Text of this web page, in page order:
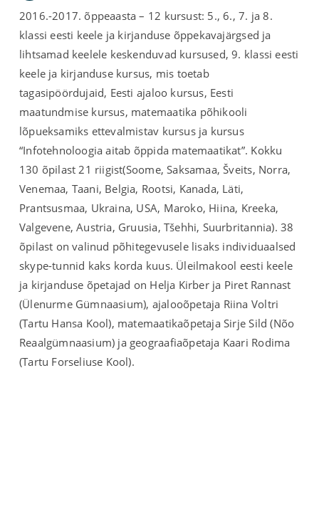
2016.-2017. õppeaasta – 12 kursust: 5., 6., 7. ja 8.
klassi eesti keele ja kirjanduse õppekavajärgsed ja
lihtsamad keelele keskenduvad kursused, 9. klassi eesti
keele ja kirjanduse kursus, mis toetab
tagasipöördujaid, Eesti ajaloo kursus, Eesti
maatundmise kursus, matemaatika põhikooli
lõpueksamiks ettevalmistav kursus ja kursus
“Infotehnoloogia aitab õppida matemaatikat”. Kokku
130 õpilast 21 riigist(Soome, Saksamaa, Šveits, Norra,
Venemaa, Taani, Belgia, Rootsi, Kanada, Läti,
Prantsusmaa, Ukraina, USA, Maroko, Hiina, Kreeka,
Valgevene, Austria, Gruusia, Tšehhi, Suurbritannia). 38
õpilast on valinud põhitegevusele lisaks individuaalsed
skype-tunnid kaks korda kuus. Üleilmakool eesti keele
ja kirjanduse õpetajad on Helja Kirber ja Piret Rannast
(Ülenurme Gümnaasium), ajalooõpetaja Riina Voltri
(Tartu Hansa Kool), matemaatikaõpetaja Sirje Sild (Nõo
Reaalgümnaasium) ja geograafiaõpetaja Kaari Rodima
(Tartu Forseliuse Kool).